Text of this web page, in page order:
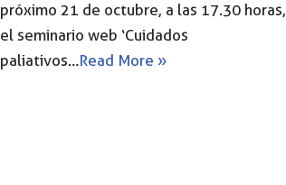
próximo 21 de octubre, a las 17.30 horas,
el seminario web ‘Cuidados
paliativos…Read More »